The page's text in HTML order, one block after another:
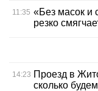
11:35 «Без масок и
резко
14:23 Проезд в
сколько